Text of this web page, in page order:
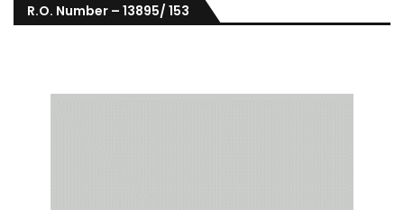
R.O. Number – 13895/ 153